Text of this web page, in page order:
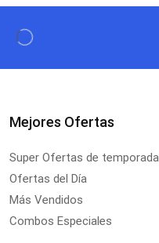
Mejores Ofertas
Super Ofertas de temporada
Ofertas del Día
Más Vendidos
Combos Especiales